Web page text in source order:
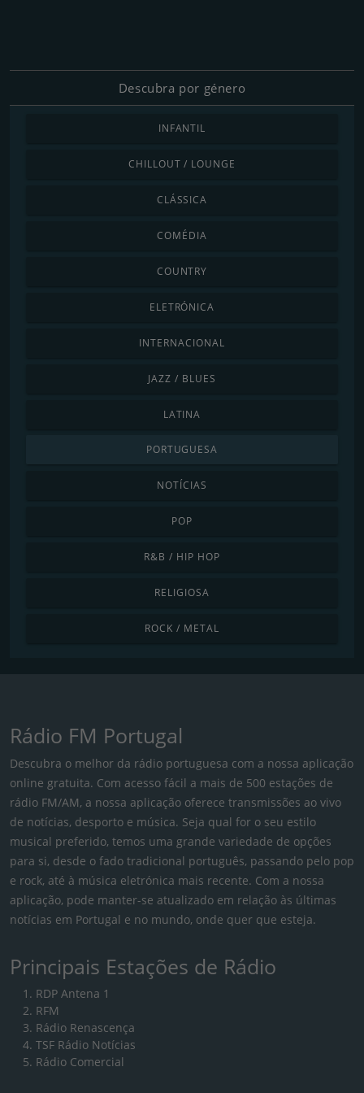
Descubra por género
INFANTIL
CHILLOUT / LOUNGE
CLÁSSICA
COMÉDIA
COUNTRY
ELETRÓNICA
INTERNACIONAL
JAZZ / BLUES
LATINA
PORTUGUESA
NOTÍCIAS
POP
R&B / HIP HOP
RELIGIOSA
ROCK / METAL
Rádio FM Portugal
Descubra o melhor da rádio portuguesa com a nossa aplicação
online gratuita. Com acesso fácil a mais de 500 estações de
rádio FM/AM, a nossa aplicação oferece transmissões ao vivo
de notícias, desporto e música. Seja qual for o seu estilo
musical preferido, temos uma grande variedade de opções
para si, desde o fado tradicional português, passando pelo pop
e rock, até à música eletrónica mais recente. Com a nossa
aplicação, pode manter-se atualizado em relação às últimas
notícias em Portugal e no mundo, onde quer que esteja.
Principais Estações de Rádio
RDP Antena 1
RFM
Rádio Renascença
TSF Rádio Notícias
Rádio Comercial